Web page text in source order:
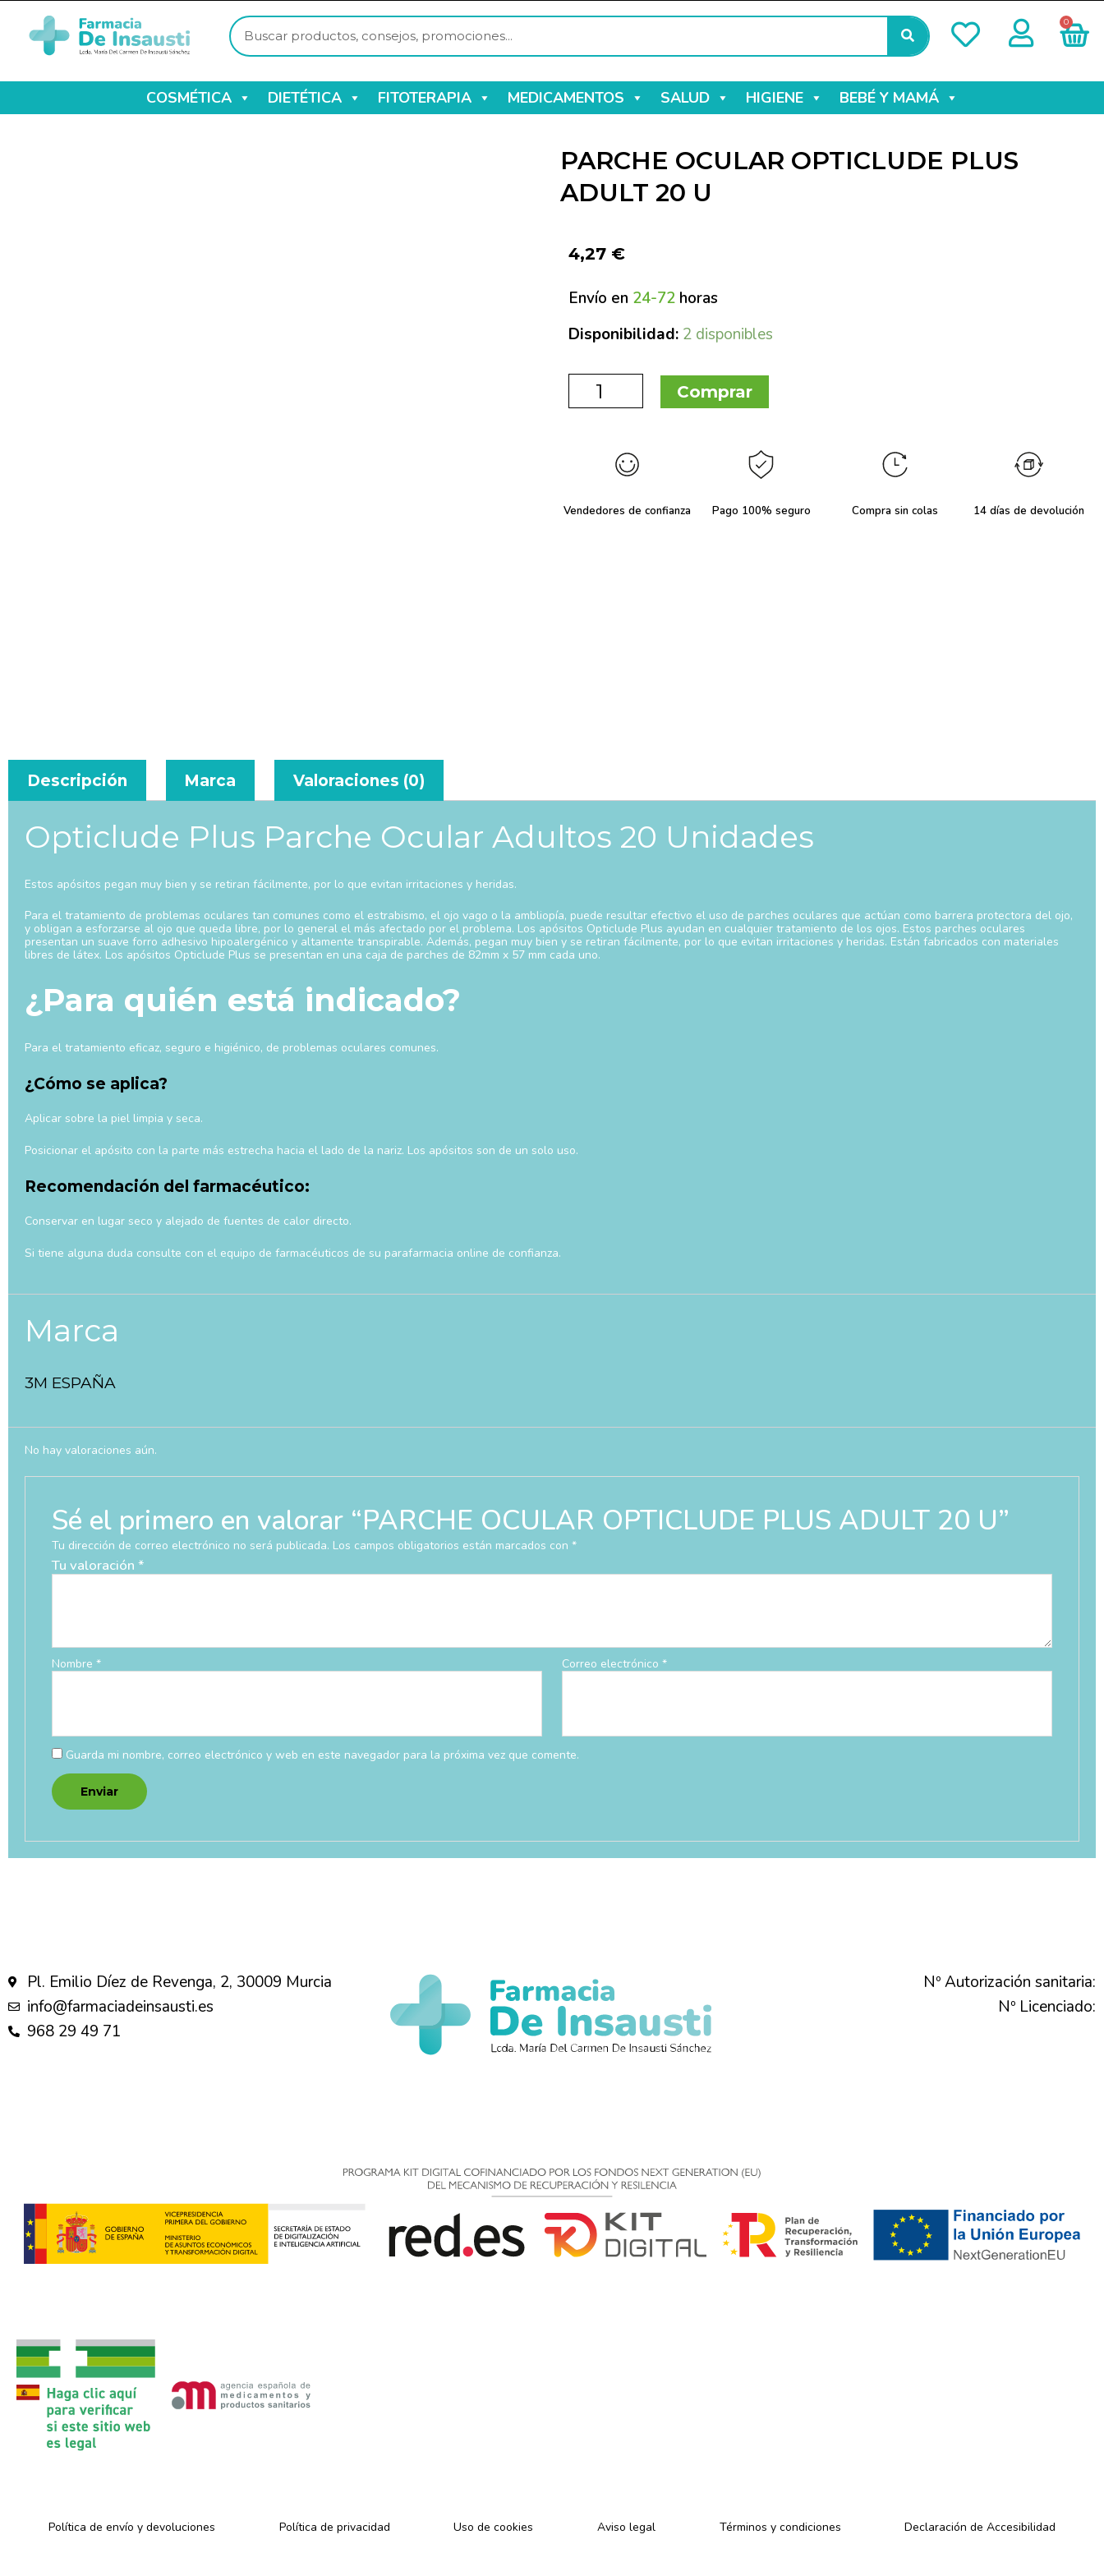
0
COSMÉTICA DIETÉTICA FITOTERAPIA MEDICAMENTOS SALUD HIGIENE BEBÉ Y MAMÁ
PARCHE OCULAR OPTICLUDE PLUS
ADULT 20 U
4,27 €
Envío en 24-72 horas
Disponibilidad: 2 disponibles
Comprar
Vendedores de confianza Pago 100% seguro Compra sin colas 14 días de devolución
Descripción Marca Valoraciones (0)
Opticlude Plus Parche Ocular Adultos 20 Unidades
Estos apósitos pegan muy bien y se retiran fácilmente, por lo que evitan irritaciones y heridas.
Para el tratamiento de problemas oculares tan comunes como el estrabismo, el ojo vago o la ambliopía, puede resultar efectivo el uso de parches oculares que actúan como barrera protectora del ojo,
y obligan a esforzarse al ojo que queda libre, por lo general el más afectado por el problema. Los apósitos Opticlude Plus ayudan en cualquier tratamiento de los ojos. Estos parches oculares
presentan un suave forro adhesivo hipoalergénico y altamente transpirable. Además, pegan muy bien y se retiran fácilmente, por lo que evitan irritaciones y heridas. Están fabricados con materiales
libres de látex. Los apósitos Opticlude Plus se presentan en una caja de parches de 82mm x 57 mm cada uno.
¿Para quién está indicado?
Para el tratamiento eficaz, seguro e higiénico, de problemas oculares comunes.
¿Cómo se aplica?
Aplicar sobre la piel limpia y seca.
Posicionar el apósito con la parte más estrecha hacia el lado de la nariz. Los apósitos son de un solo uso.
Recomendación del farmacéutico:
Conservar en lugar seco y alejado de fuentes de calor directo.
Si tiene alguna duda consulte con el equipo de farmacéuticos de su parafarmacia online de confianza.
Marca
3M ESPAÑA
No hay valoraciones aún.
Sé el primero en valorar “PARCHE OCULAR OPTICLUDE PLUS ADULT 20 U”
Tu dirección de correo electrónico no será publicada. Los campos obligatorios están marcados con *
Tu valoración *
Nombre * Correo electrónico*
Guarda mi nombre, correo electrónico y web en este navegador para la próxima vez que comente.
Pl. Emilio Díez de Revenga, 2, 30009 Murcia
info@farmaciadeinsausti.es
968 29 49 71
Nº Autorización sanitaria:
Nº Licenciado:
Política de envío y devoluciones Política de privacidad Uso de cookies Aviso legal Términos y condiciones Declaración de Accesibilidad